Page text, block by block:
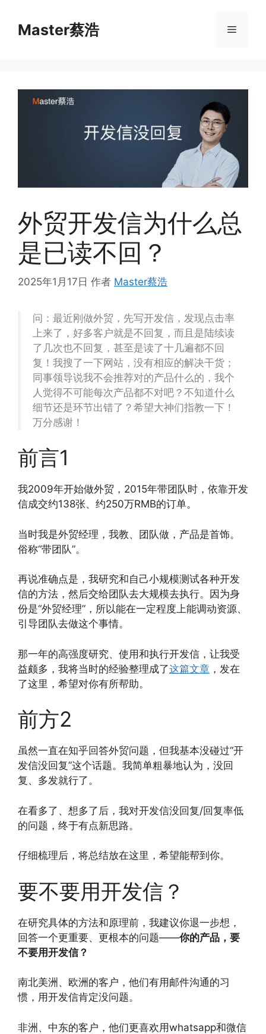
Master蔡浩 菜
外贸开发信为什么总
是已读不回？
2025年1月17日 作者 Master蔡浩
问：最近刚做外贸，先写开发信，发现点击率
上来了，好多客户就是不回复，而且是陆续读
了几次也不回复，甚至是读了十几遍都不回
复！我搜了一下网站，没有相应的解决干货；
同事领导说我不会推荐对的产品什么的，我个
人觉得不可能每次产品都不对吧？不知道什么
细节还是环节出错了？希望大神们指教一下！
万分感谢！
前言1
我2009年开始做外贸，2015年带团队时，依靠开发
信成交约138张、约250万RMB的订单。
当时我是外贸经理，我教、团队做，产品是首饰。
俗称“带团队”。
再说准确点是，我研究和自己小规模测试各种开发
信的方法，然后交给团队去大规模去执行。因为身
份是“外贸经理”，所以能在一定程度上能调动资源、
引导团队去做这个事情。
那一年的高强度研究、使用和执行开发信，让我受
益颇多，我将当时的经验整理成了这篇文章 ，发在
了这里，希望对你有所帮助。
前方2
虽然一直在知乎回答外贸问题，但我基本没碰过“开
发信没回复”这个话题。我简单粗暴地认为，没回
复、多发就行了。
在看多了、想多了后，我对开发信没回复/回复率低
的问题，终于有点新思路。
仔细梳理后，将总结放在这里，希望能帮到你。
要不要用开发信？
在研究具体的方法和原理前，我建议你退一步想，
回答一个更重要、更根本的问题——你的产品，要
不要用开发信？
南北美洲、欧洲的客户，他们有用邮件沟通的习
惯，用开发信肯定没问题。
非洲、中东的客户，他们更喜欢用whatsapp和微信